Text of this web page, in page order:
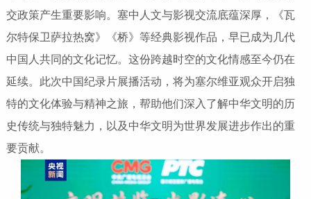
交政策产生重要影响。塞中人文与影视交流底蕴深厚，《瓦
尔特保卫萨拉热窝》《桥》等经典影视作品，早已成为几代
中国人共同的文化记忆。这份跨越时空的文化情感至今仍在
延续。此次中国纪录片展播活动，将为塞尔维亚观众开启独
特的文化体验与精神之旅，帮助他们深入了解中华文明的历
史传统与独特魅力，以及中华文明为世界发展进步作出的重
要贡献。